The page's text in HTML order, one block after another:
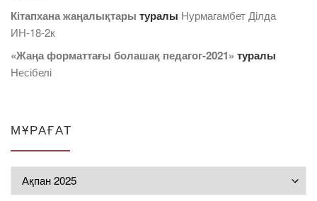
Кітапхана жаңалықтары туралы Нурмагамбет Дiлда
ИН-18-2к
«Жаңа форматтағы болашақ педагог-2021» туралы
Несібелі
МҰРАҒАТ